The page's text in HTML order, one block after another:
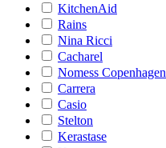
KitchenAid
Rains
Nina Ricci
Cacharel
Nomess Copenhagen
Carrera
Casio
Stelton
Kerastase